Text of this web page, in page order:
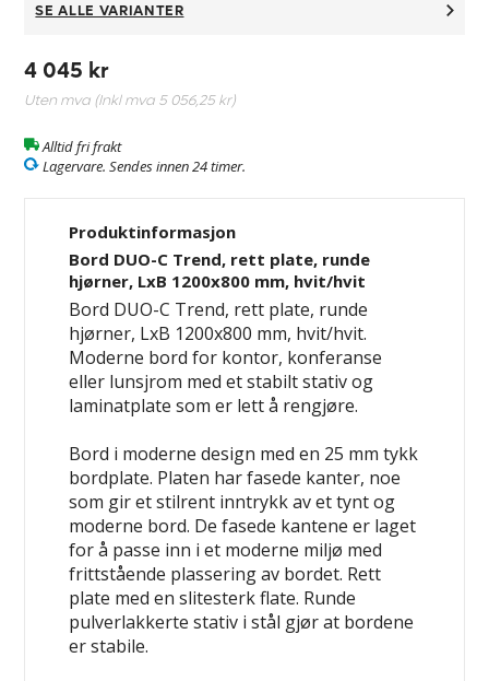
SE ALLE VARIANTER
4 045 kr
Uten mva (Inkl mva 5 056,25 kr)
Alltid fri frakt
Lagervare. Sendes innen 24 timer.
Produktinformasjon
Bord DUO-C Trend, rett plate, runde
hjørner, LxB 1200x800 mm, hvit/hvit
Bord DUO-C Trend, rett plate, runde
hjørner, LxB 1200x800 mm, hvit/hvit.
Moderne bord for kontor, konferanse
eller lunsjrom med et stabilt stativ og
laminatplate som er lett å rengjøre.
Bord i moderne design med en 25 mm tykk
bordplate. Platen har fasede kanter, noe
som gir et stilrent inntrykk av et tynt og
moderne bord. De fasede kantene er laget
for å passe inn i et moderne miljø med
frittstående plassering av bordet. Rett
plate med en slitesterk flate. Runde
pulverlakkerte stativ i stål gjør at bordene
er stabile.